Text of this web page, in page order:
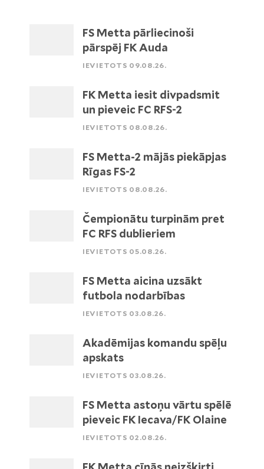
FS Metta pārliecinoši
pārspēj FK Auda
IEVIETOTS 09.08.26.
FK Metta iesit divpadsmit
un pieveic FC RFS-2
IEVIETOTS 08.08.26.
FS Metta-2 mājās piekāpjas
Rīgas FS-2
IEVIETOTS 08.08.26.
Čempionātu turpinām pret
FC RFS dublieriem
IEVIETOTS 05.08.26.
FS Metta aicina uzsākt
futbola nodarbības
IEVIETOTS 03.08.26.
Akadēmijas komandu spēļu
apskats
IEVIETOTS 03.08.26.
FS Metta astoņu vārtu spēlē
pieveic FK Iecava/FK Olaine
IEVIETOTS 02.08.26.